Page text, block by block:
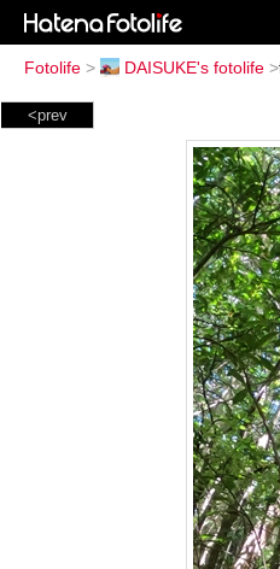
Fotolife > DAISUKE's fotolife >
<prev